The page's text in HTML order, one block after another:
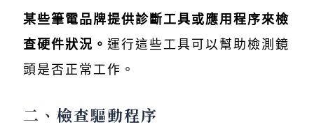
某些筆電品牌提供診斷工具或應用程序來檢
查硬件狀況。 運行這些工具可以幫助檢測鏡
頭是否正常工作。
二、檢查驅動程序